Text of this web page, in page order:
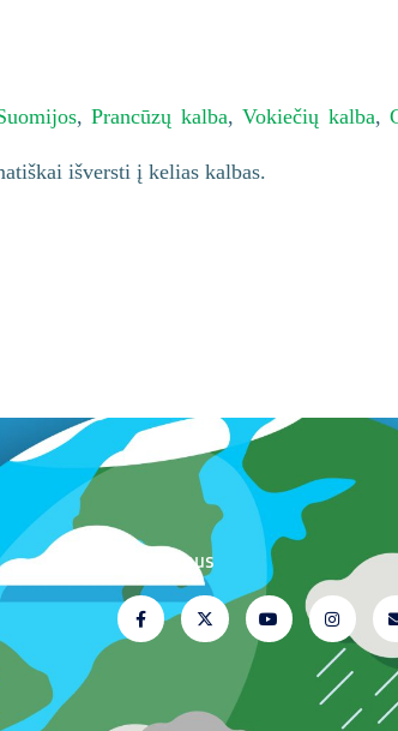
,Prancūzų kalba,Vokiečių kalba,
išversti į kelias kalbas.
Sekite mus